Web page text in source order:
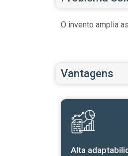
O invento amplia
Vantagens
Alta